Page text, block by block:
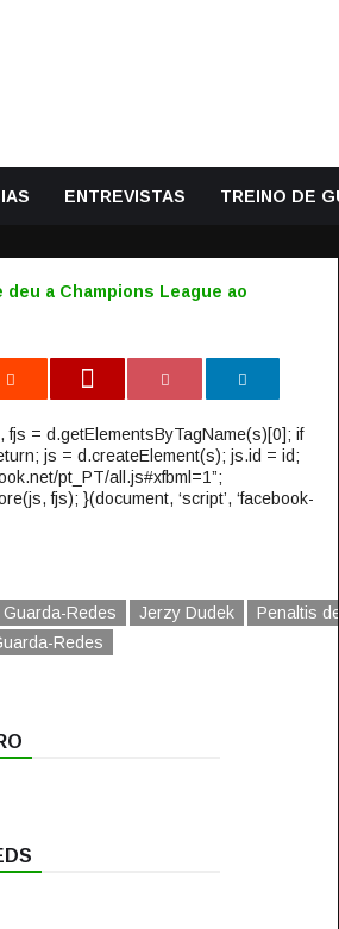
ENTREVISTAS TREINO DE
deu a Champions League ao
= d.getElementsByTagName(s)[0]; if
js = d.createElement(s); js.id = id;
pt_PT/all.js#xfbml=1”;
fjs); }(document, ‘script’, ‘facebook-
Redes Jerzy Dudek
Penaltis
Redes